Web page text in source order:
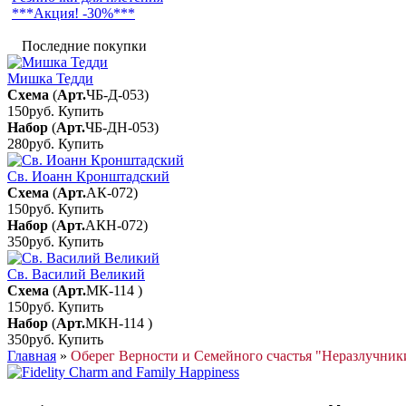
***Акция! -30%***
Последние покупки
Мишка Тедди
Схема (Арт.ЧБ-Д-053)
150руб. Купить
Набор (Арт.ЧБ-ДН-053)
280руб. Купить
Св. Иоанн Кронштадский
Схема (Арт.АК-072)
150руб. Купить
Набор (Арт.АКН-072)
350руб. Купить
Св. Василий Великий
Схема (Арт.МК-114 )
150руб. Купить
Набор (Арт.МКН-114 )
350руб. Купить
Главная » Оберег Верности и Семейного счастья